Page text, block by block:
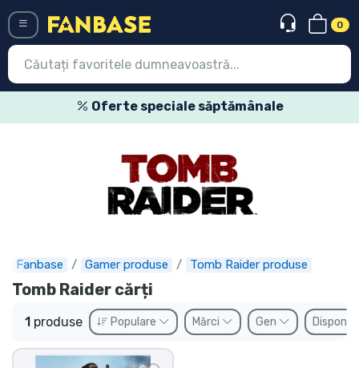
0
Oferte speciale săptămânale
Fanbase Gamer produse Tomb Raider produse
Tomb Raider cărți
1 produse Populare Mărci Gen
Expres
Precomenzi
Outlet produse
Transport și plată